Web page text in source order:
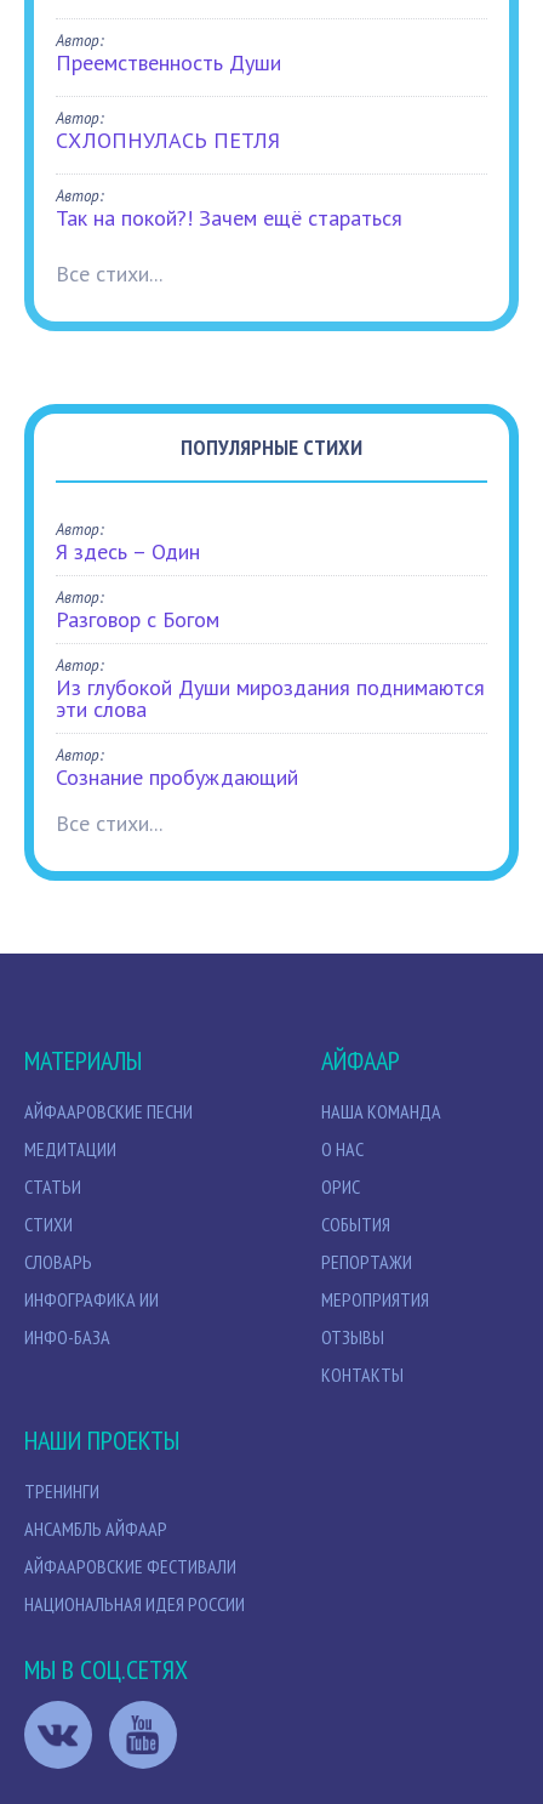
Автор:
Преемственность Души
Автор:
СХЛОПНУЛАСЬ ПЕТЛЯ
Автор:
Так на покой?! Зачем ещё стараться
Все стихи...
ПОПУЛЯРНЫЕ СТИХИ
Автор:
Я здесь – Один
Автор:
Разговор с Богом
Автор:
Из глубокой Души мироздания поднимаются
эти слова
Автор:
Сознание пробуждающий
Все стихи...
МАТЕРИАЛЫ
АЙФААРОВСКИЕ ПЕСНИ
МЕДИТАЦИИ
СТАТЬИ
СТИХИ
СЛОВАРЬ
ИНФОГРАФИКА ИИ
ИНФО-БАЗА
АЙФААР
НАША КОМАНДА
О НАС
ОРИС
СОБЫТИЯ
РЕПОРТАЖИ
МЕРОПРИЯТИЯ
ОТЗЫВЫ
КОНТАКТЫ
НАШИ ПРОЕКТЫ
ТРЕНИНГИ
АНСАМБЛЬ АЙФААР
АЙФААРОВСКИЕ ФЕСТИВАЛИ
НАЦИОНАЛЬНАЯ ИДЕЯ РОССИИ
МЫ В СОЦ.СЕТЯХ